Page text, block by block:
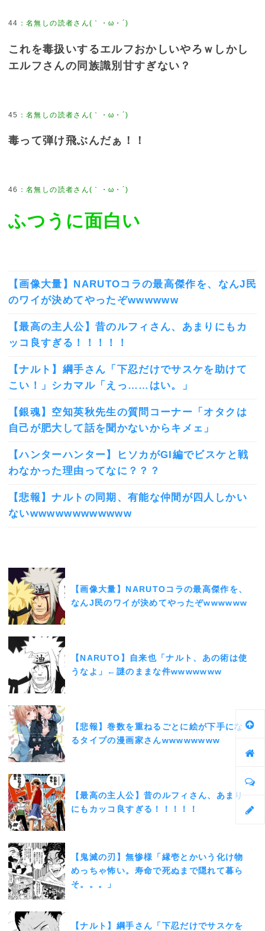
44 ：名無しの読者さん(｀・ω・´)
これを毒扱いするエルフおかしいやろｗしかし
エルフさんの同族識別甘すぎない？
45 ：名無しの読者さん(｀・ω・´)
毒って弾け飛ぶんだぁ！！
46 ：名無しの読者さん(｀・ω・´)
ふつうに面白い
【画像大量】NARUTOコラの最高傑作を、なんJ民
のワイが決めてやったぞwwwwww
【最高の主人公】昔のルフィさん、あまりにもカ
ッコ良すぎる！！！！！
【ナルト】綱手さん「下忍だけでサスケを助けて
こい！」シカマル「えっ……はい。」
【銀魂】空知英秋先生の質問コーナー「オタクは
自己が肥大して話を聞かないからキメェ」
【ハンターハンター】ヒソカがGI編でビスケと戦
わなかった理由ってなに？？？
【悲報】ナルトの同期、有能な仲間が四人しかい
ないwwwwwwwwwwww
【画像大量】NARUTOコラの最高傑作を、
なんJ民のワイが決めてやったぞwwwwww
【NARUTO】自来也「ナルト、あの術は使
うなよ」←謎のままな件wwwwwww
【悲報】巻数を重ねるごとに絵が下手にな
るタイプの漫画家さんwwwwwwww
【最高の主人公】昔のルフィさん、あまり
にもカッコ良すぎる！！！！！
【鬼滅の刃】無惨様「縁壱とかいう化け物
めっちゃ怖い。寿命で死ぬまで隠れて暮ら
そ。。。」
【ナルト】綱手さん「下忍だけでサスケを